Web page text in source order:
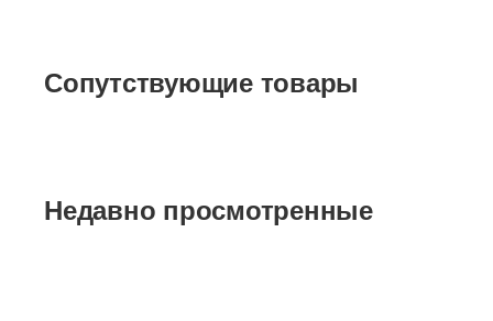
Сопутствующие товары
Недавно просмотренные